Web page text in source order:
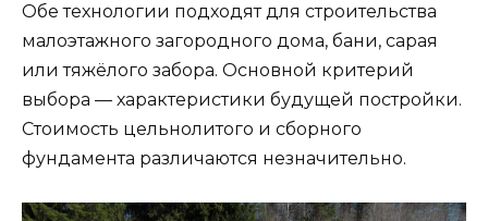
Обе технологии подходят для строительства
малоэтажного загородного дома, бани, сарая
или тяжёлого забора. Основной критерий
выбора — характеристики будущей постройки.
Стоимость цельнолитого и сборного
фундамента различаются незначительно.